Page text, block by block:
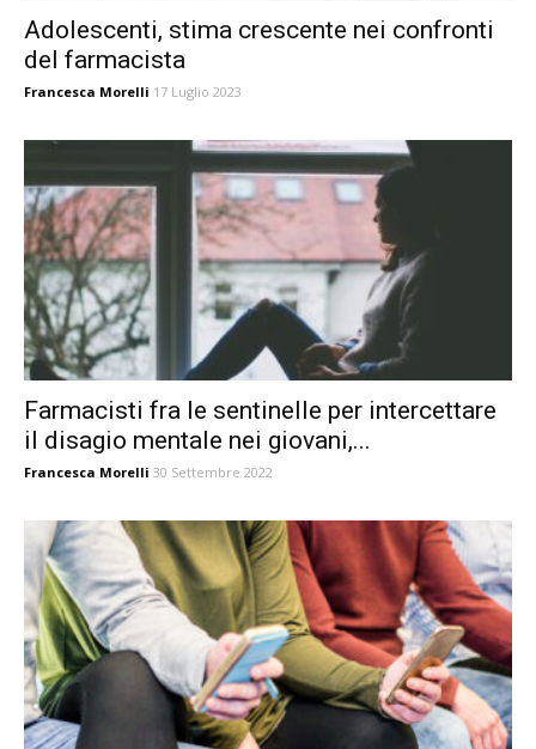
Adolescenti, stima crescente nei confronti
del farmacista
Francesca Morelli 17 Luglio 2023
Farmacisti fra le sentinelle per intercettare
il disagio mentale nei giovani,...
Francesca Morelli 30 Settembre 2022